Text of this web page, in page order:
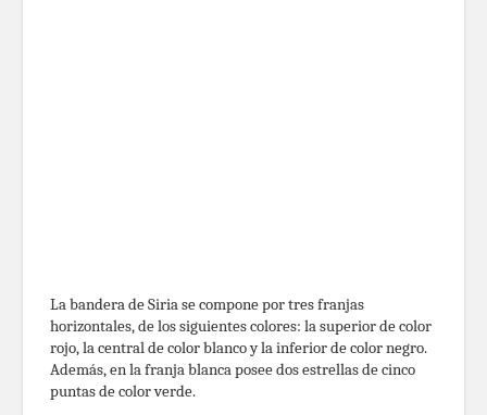
La bandera de Siria se compone por tres franjas
horizontales, de los siguientes colores: la superior de color
rojo, la central de color blanco y la inferior de color negro.
Además, en la franja blanca posee dos estrellas de cinco
puntas de color verde.